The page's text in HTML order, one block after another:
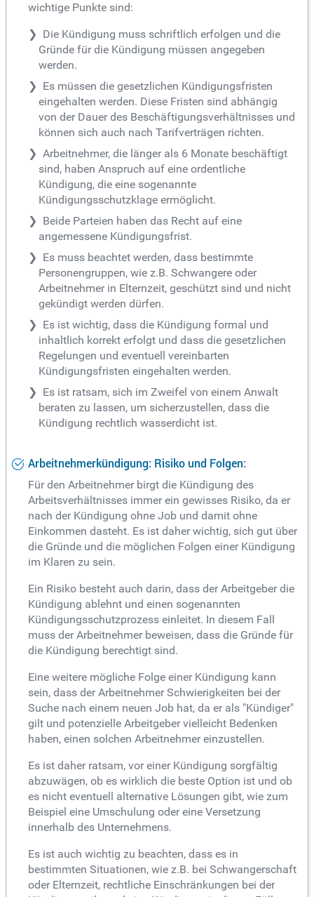
wichtige Punkte sind:
Die Kündigung muss schriftlich erfolgen und die
Gründe für die Kündigung müssen angegeben
werden.
Es müssen die gesetzlichen Kündigungsfristen
eingehalten werden. Diese Fristen sind abhängig
von der Dauer des Beschäftigungsverhältnisses und
können sich auch nach Tarifverträgen richten.
Arbeitnehmer, die länger als 6 Monate beschäftigt
sind, haben Anspruch auf eine ordentliche
Kündigung, die eine sogenannte
Kündigungsschutzklage ermöglicht.
Beide Parteien haben das Recht auf eine
angemessene Kündigungsfrist.
Es muss beachtet werden, dass bestimmte
Personengruppen, wie z.B. Schwangere oder
Arbeitnehmer in Elternzeit, geschützt sind und nicht
gekündigt werden dürfen.
Es ist wichtig, dass die Kündigung formal und
inhaltlich korrekt erfolgt und dass die gesetzlichen
Regelungen und eventuell vereinbarten
Kündigungsfristen eingehalten werden.
Es ist ratsam, sich im Zweifel von einem Anwalt
beraten zu lassen, um sicherzustellen, dass die
Kündigung rechtlich wasserdicht ist.
Arbeitnehmerkündigung: Risiko und Folgen:
Für den Arbeitnehmer birgt die Kündigung des
Arbeitsverhältnisses immer ein gewisses Risiko, da er
nach der Kündigung ohne Job und damit ohne
Einkommen dasteht. Es ist daher wichtig, sich gut über
die Gründe und die möglichen Folgen einer Kündigung
im Klaren zu sein.
Ein Risiko besteht auch darin, dass der Arbeitgeber die
Kündigung ablehnt und einen sogenannten
Kündigungsschutzprozess einleitet. In diesem Fall
muss der Arbeitnehmer beweisen, dass die Gründe für
die Kündigung berechtigt sind.
Eine weitere mögliche Folge einer Kündigung kann
sein, dass der Arbeitnehmer Schwierigkeiten bei der
Suche nach einem neuen Job hat, da er als "Kündiger"
gilt und potenzielle Arbeitgeber vielleicht Bedenken
haben, einen solchen Arbeitnehmer einzustellen.
Es ist daher ratsam, vor einer Kündigung sorgfältig
abzuwägen, ob es wirklich die beste Option ist und ob
es nicht eventuell alternative Lösungen gibt, wie zum
Beispiel eine Umschulung oder eine Versetzung
innerhalb des Unternehmens.
Es ist auch wichtig zu beachten, dass es in
bestimmten Situationen, wie z.B. bei Schwangerschaft
oder Elternzeit, rechtliche Einschränkungen bei der